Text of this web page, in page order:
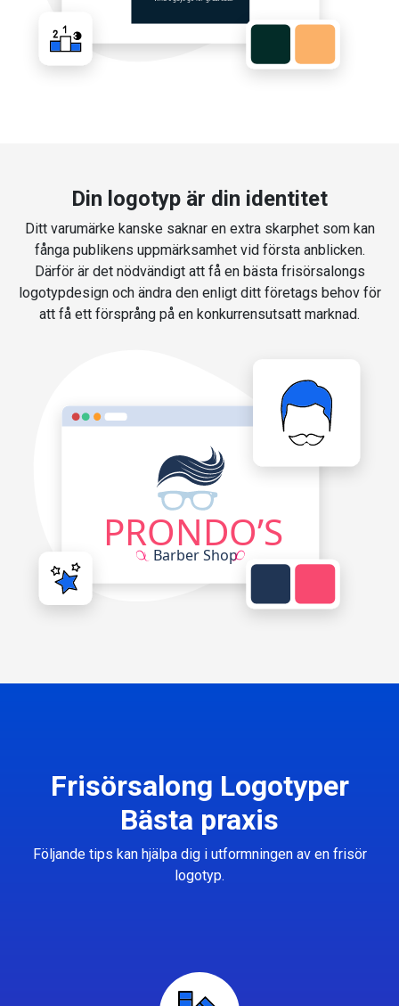
Din logotyp är din identitet
Ditt varumärke kanske saknar en extra skarphet som kan
fånga publikens uppmärksamhet vid första anblicken.
Därför är det nödvändigt att få en bästa frisörsalongs
logotypdesign och ändra den enligt ditt företags behov för
att få ett försprång på en konkurrensutsatt marknad.
Frisörsalong Logotyper
Bästa praxis
Följande tips kan hjälpa dig i utformningen av en frisör
logotyp.